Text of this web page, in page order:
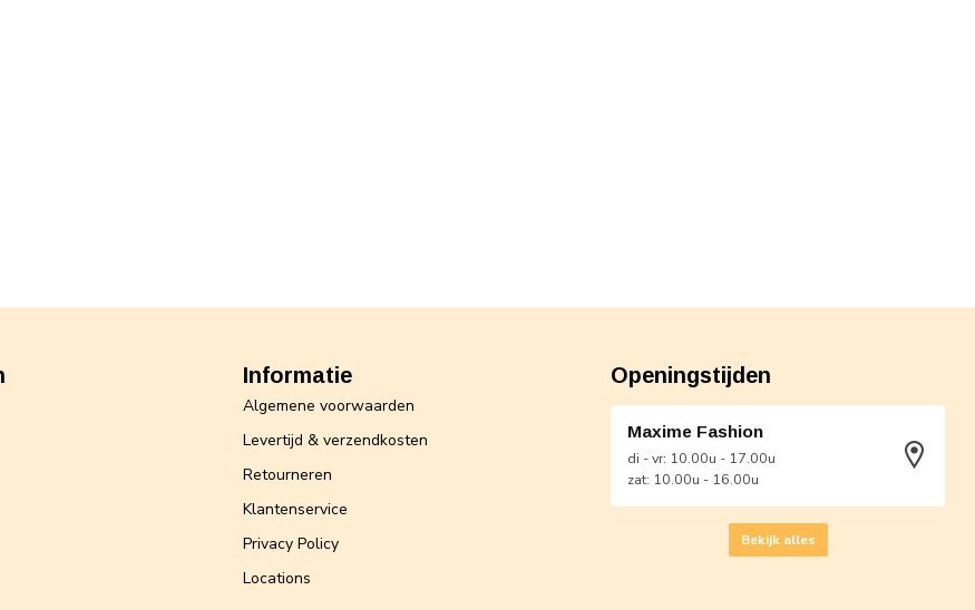
Informatie
Algemene voorwaarden
Levertijd & verzendkosten
Retourneren
Klantenservice
Privacy Policy
Locations
Openingstijden
Maxime Fashion
di - vr: 10.00u - 17.00u
zat: 10.00u - 16.00u
Bekijk alles